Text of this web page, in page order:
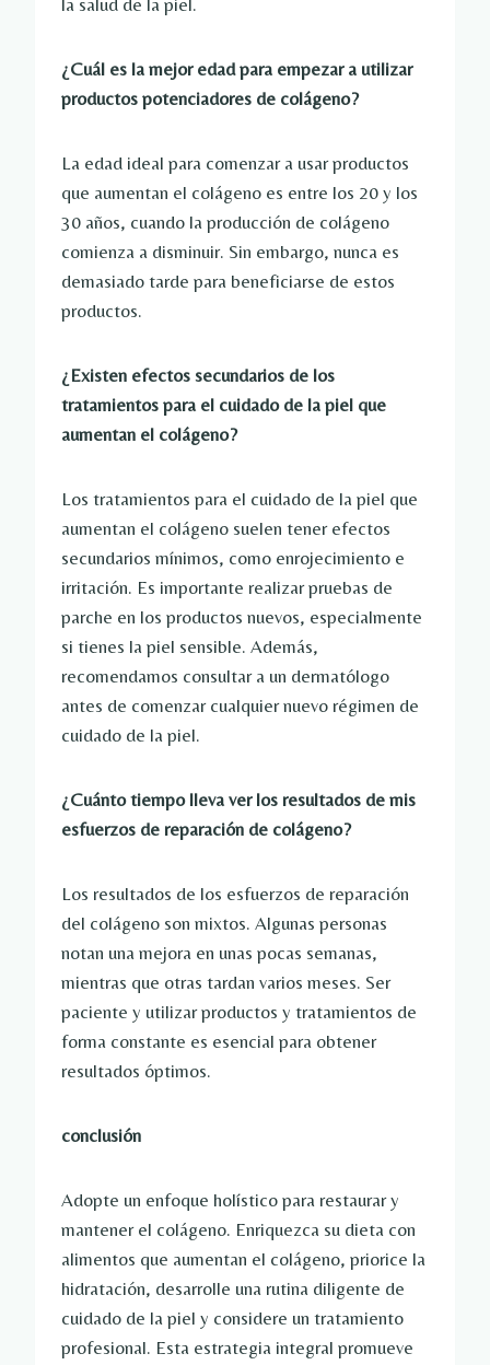
la salud de la piel.
¿Cuál es la mejor edad para empezar a utilizar
productos potenciadores de colágeno?
La edad ideal para comenzar a usar productos
que aumentan el colágeno es entre los 20 y los
30 años, cuando la producción de colágeno
comienza a disminuir. Sin embargo, nunca es
demasiado tarde para beneficiarse de estos
productos.
¿Existen efectos secundarios de los
tratamientos para el cuidado de la piel que
aumentan el colágeno?
Los tratamientos para el cuidado de la piel que
aumentan el colágeno suelen tener efectos
secundarios mínimos, como enrojecimiento e
irritación. Es importante realizar pruebas de
parche en los productos nuevos, especialmente
si tienes la piel sensible. Además,
recomendamos consultar a un dermatólogo
antes de comenzar cualquier nuevo régimen de
cuidado de la piel.
¿Cuánto tiempo lleva ver los resultados de mis
esfuerzos de reparación de colágeno?
Los resultados de los esfuerzos de reparación
del colágeno son mixtos. Algunas personas
notan una mejora en unas pocas semanas,
mientras que otras tardan varios meses. Ser
paciente y utilizar productos y tratamientos de
forma constante es esencial para obtener
resultados óptimos.
conclusión
Adopte un enfoque holístico para restaurar y
mantener el colágeno. Enriquezca su dieta con
alimentos que aumentan el colágeno, priorice la
hidratación, desarrolle una rutina diligente de
cuidado de la piel y considere un tratamiento
profesional. Esta estrategia integral promueve